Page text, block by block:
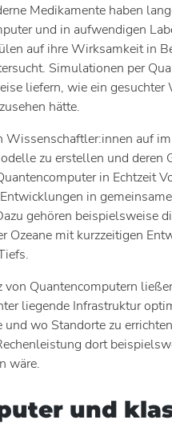
Medikamente haben
und in aufwendigen
auf ihre Wirksamkeit in
Simulationen per
liefern, wie ein
hätte.
Wissenschaftler:innen auf
zu erstellen und deren
in Echtzeit
in gemeinsame
gehören beispielsweise
Ozeane mit kurzzeitigen
von Quantencomputern
liegende Infrastruktur
wo Standorte zu
dort
wäre.
und